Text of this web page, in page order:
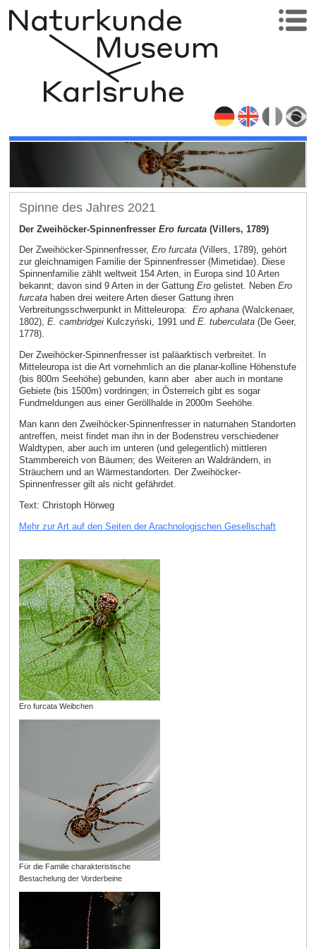
Spinne des Jahres 2021
Der Zweihöcker-Spinnenfresser Ero furcata (Villers, 1789)
Der Zweihöcker-Spinnenfresser, Ero furcata(Villers, 1789), gehört
zur gleichnamigen Familie der Spinnenfresser (Mimetidae). Diese
Spinnenfamilie zählt weltweit 154 Arten, in Europa sind 10 Arten
bekannt; davon sind 9 Arten in der Gattung Ero gelistet. Neben Ero
furcatahaben drei weitere Arten dieser Gattung ihren
Verbreitungsschwerpunkt in Mitteleuropa: Ero aphana(Walckenaer,
1802), E. cambridgei Kulczyński, 1991 und E. tuberculata(De Geer,
1778).
Der Zweihöcker-Spinnenfresser ist paläarktisch verbreitet. In
Mitteleuropa ist die Art vornehmlich an die planar-kolline Höhenstufe
(bis 800m Seehöhe) gebunden, kann aber aber auch in montane
Gebiete (bis 1500m) vordringen; in Österreich gibt es sogar
Fundmeldungen aus einer Geröllhalde in 2000m Seehöhe.
Man kann den Zweihöcker-Spinnenfresser in naturnahen Standorten
antreffen, meist findet man ihn in der Bodenstreu verschiedener
Waldtypen, aber auch im unteren (und gelegentlich) mittleren
Stammbereich von Bäumen; des Weiteren an Waldrändern, in
Sträuchern und an Wärmestandorten. Der Zweihöcker-
Spinnenfresser gilt als nicht gefährdet.
Text: Christoph Hörweg
Mehr zur Art auf den Seiten der Arachnologischen Gesellschaft
Ero furcata Weibchen
Für die Familie charakteristische
Bestachelung der Vorderbeine